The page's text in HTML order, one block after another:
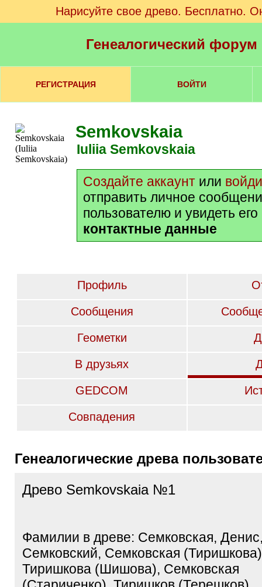
Нарисуйте свое древо. Бесплатно.
Генеалогический
РЕГИСТРАЦИЯ ВОЙТИ
Semkovskaia
Iuliia Semkovskaia
Создайте аккаунт или
отправить личное
пользователю и увидеть
контактные данные
Профиль
Сообщения
Геометки
В друзьях
GEDCOM
Совпадения
Генеалогические древа
Древо Semkovskaia №1
Фамилии в древе: Семковская,
Семковский, Семковская
Тиришкова (Шишова), Семковская